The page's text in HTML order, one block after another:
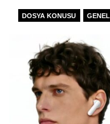
DOSYA KONUSU GENEL